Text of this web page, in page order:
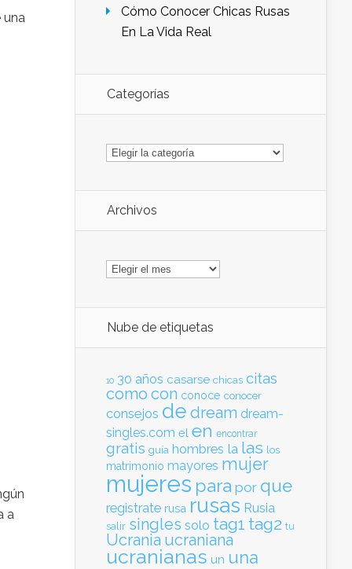
una
a
Cómo Conocer Chicas Rusas
En La Vida Real
Categorías
Categorías
Archivos
Archivos
Nube de etiquetas
10 30 años casarse chicas citas
como con conoce conocer
consejos de dream dream-
singles.com el en encontrar
gratis guía hombres la las los
matrimonio mayores mujer
mujeres para por que
registrate rusa rusas Rusia
salir singles solo tag1 tag2 tu
Ucrania ucraniana
ucranianas un una